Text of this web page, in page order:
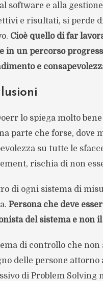
software e alla
e risultati, si perde
Cioè quello di far
in un percorso
e
lo spiega molto
parte che forse, dove
su tutte le
rischia di non
di ogni sistema di
Persona che deve
del sistema e non
di controllo che non
delle persone attorno
di Problem Solving